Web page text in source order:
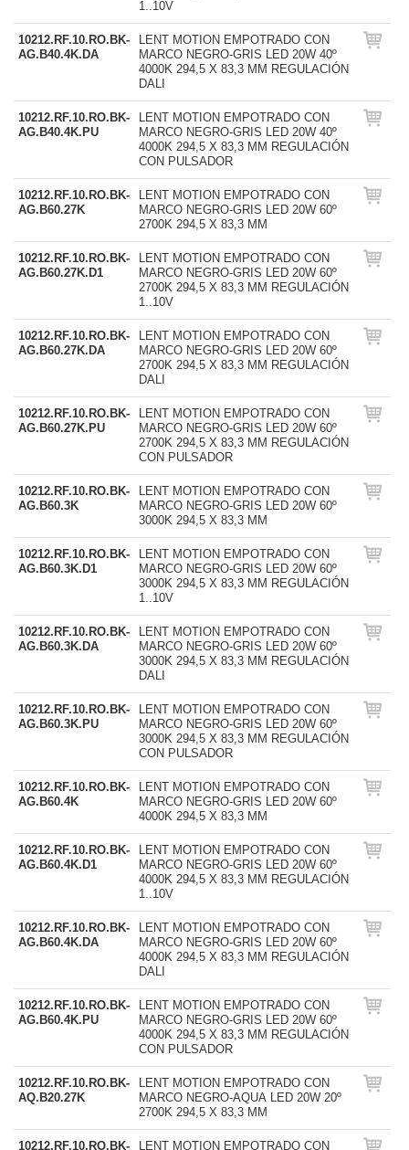
1..10V
10212.RF.10.RO.BK-
AG.B40.4K.DA
LENT MOTION EMPOTRADO CON
MARCO NEGRO-GRIS LED 20W 40º
4000K 294,5 X 83,3 MM REGULACIÓN
DALI
10212.RF.10.RO.BK-
AG.B40.4K.PU
LENT MOTION EMPOTRADO CON
MARCO NEGRO-GRIS LED 20W 40º
4000K 294,5 X 83,3 MM REGULACIÓN
CON PULSADOR
10212.RF.10.RO.BK-
AG.B60.27K
LENT MOTION EMPOTRADO CON
MARCO NEGRO-GRIS LED 20W 60º
2700K 294,5 X 83,3 MM
10212.RF.10.RO.BK-
AG.B60.27K.D1
LENT MOTION EMPOTRADO CON
MARCO NEGRO-GRIS LED 20W 60º
2700K 294,5 X 83,3 MM REGULACIÓN
1..10V
10212.RF.10.RO.BK-
AG.B60.27K.DA
LENT MOTION EMPOTRADO CON
MARCO NEGRO-GRIS LED 20W 60º
2700K 294,5 X 83,3 MM REGULACIÓN
DALI
10212.RF.10.RO.BK-
AG.B60.27K.PU
LENT MOTION EMPOTRADO CON
MARCO NEGRO-GRIS LED 20W 60º
2700K 294,5 X 83,3 MM REGULACIÓN
CON PULSADOR
10212.RF.10.RO.BK-
AG.B60.3K
LENT MOTION EMPOTRADO CON
MARCO NEGRO-GRIS LED 20W 60º
3000K 294,5 X 83,3 MM
10212.RF.10.RO.BK-
AG.B60.3K.D1
LENT MOTION EMPOTRADO CON
MARCO NEGRO-GRIS LED 20W 60º
3000K 294,5 X 83,3 MM REGULACIÓN
1..10V
10212.RF.10.RO.BK-
AG.B60.3K.DA
LENT MOTION EMPOTRADO CON
MARCO NEGRO-GRIS LED 20W 60º
3000K 294,5 X 83,3 MM REGULACIÓN
DALI
10212.RF.10.RO.BK-
AG.B60.3K.PU
LENT MOTION EMPOTRADO CON
MARCO NEGRO-GRIS LED 20W 60º
3000K 294,5 X 83,3 MM REGULACIÓN
CON PULSADOR
10212.RF.10.RO.BK-
AG.B60.4K
LENT MOTION EMPOTRADO CON
MARCO NEGRO-GRIS LED 20W 60º
4000K 294,5 X 83,3 MM
10212.RF.10.RO.BK-
AG.B60.4K.D1
LENT MOTION EMPOTRADO CON
MARCO NEGRO-GRIS LED 20W 60º
4000K 294,5 X 83,3 MM REGULACIÓN
1..10V
10212.RF.10.RO.BK-
AG.B60.4K.DA
LENT MOTION EMPOTRADO CON
MARCO NEGRO-GRIS LED 20W 60º
4000K 294,5 X 83,3 MM REGULACIÓN
DALI
10212.RF.10.RO.BK-
AG.B60.4K.PU
LENT MOTION EMPOTRADO CON
MARCO NEGRO-GRIS LED 20W 60º
4000K 294,5 X 83,3 MM REGULACIÓN
CON PULSADOR
10212.RF.10.RO.BK-
AQ.B20.27K
LENT MOTION EMPOTRADO CON
MARCO NEGRO-AQUA LED 20W 20º
2700K 294,5 X 83,3 MM
10212.RF.10.RO.BK- LENT MOTION EMPOTRADO CON